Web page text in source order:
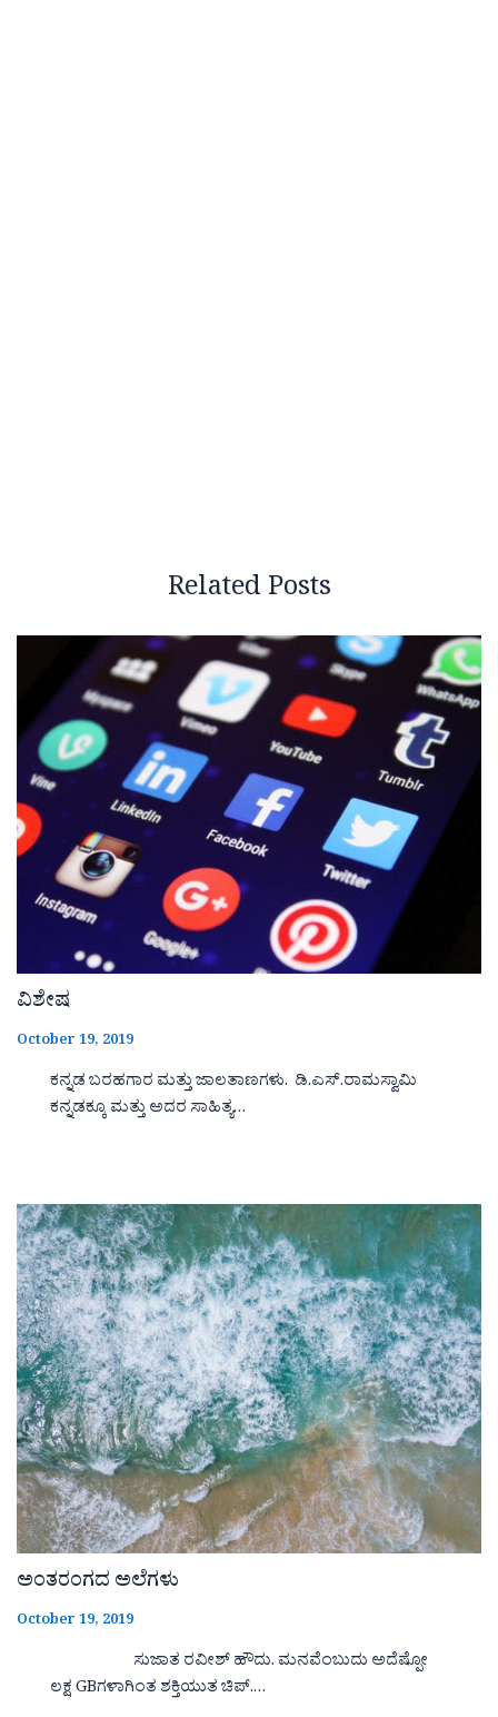
Related Posts
ವಿಶೇಷ
October 19, 2019
ಕನ್ನಡ ಬರಹಗಾರ ಮತ್ತು ಜಾಲತಾಣಗಳು. ಡಿ.ಎಸ್.ರಾಮಸ್ವಾಮಿ
ಕನ್ನಡಕ್ಕೂ ಮತ್ತು ಅದರ ಸಾಹಿತ್ಯ…
ಅಂತರಂಗದ ಅಲೆಗಳು
October 19, 2019
ಸುಜಾತ ರವೀಶ್ ಹೌದು. ಮನವೆಂಬುದು ಅದೆಷ್ಪೋ
ಲಕ್ಷ GBಗಳಾಗಿಂತ ಶಕ್ತಿಯುತ ಚಿಪ್.…